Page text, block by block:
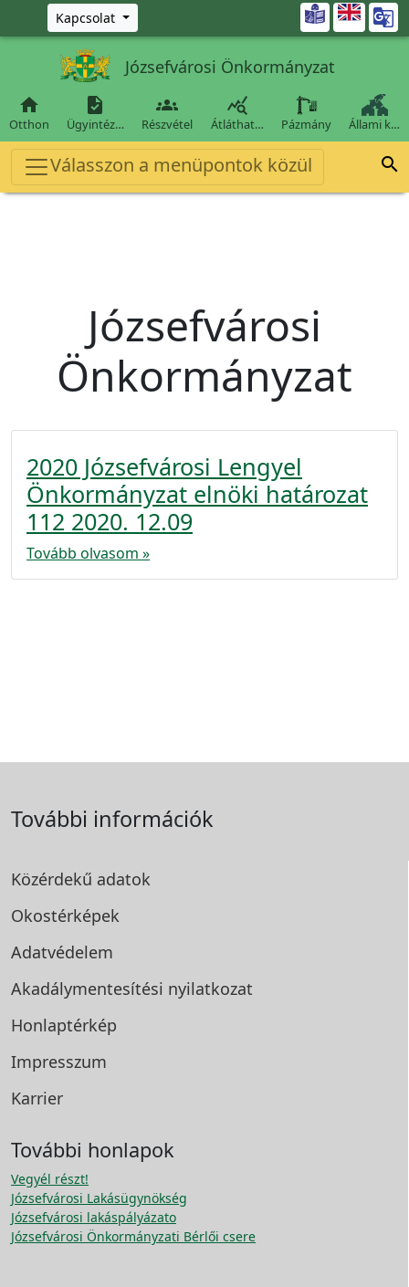
Ugrás a fő tartalomra
Kapcsolat 
Józsefvárosi Önkormányzat

Otthon

Ügyintéz…

Részvétel

Átláthat… Pázmány Állami k…
Válasszon a menüpontok közül 
Józsefvárosi
Önkormányzat
2020 Józsefvárosi Lengyel
Önkormányzat elnöki határozat
112 2020. 12.09
Tovább olvasom »
További információk
Közérdekű adatok
Okostérképek
Adatvédelem
Akadálymentesítési nyilatkozat
Honlaptérkép
Impresszum
Karrier
További honlapok
Vegyél részt!
Józsefvárosi Lakásügynökség
Józsefvárosi lakáspályázato
Józsefvárosi Önkormányzati Bérlői csere